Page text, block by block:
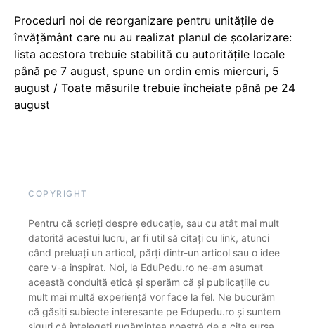
Proceduri noi de reorganizare pentru unitățile de
învățământ care nu au realizat planul de școlarizare:
lista acestora trebuie stabilită cu autoritățile locale
până pe 7 august, spune un ordin emis miercuri, 5
august / Toate măsurile trebuie încheiate până pe 24
august
COPYRIGHT
Pentru că scrieți despre educație, sau cu atât mai mult
datorită acestui lucru, ar fi util să citați cu link, atunci
când preluați un articol, părți dintr-un articol sau o idee
care v-a inspirat. Noi, la EduPedu.ro ne-am asumat
această conduită etică și sperăm că și publicațiile cu
mult mai multă experiență vor face la fel. Ne bucurăm
că găsiți subiecte interesante pe Edupedu.ro și suntem